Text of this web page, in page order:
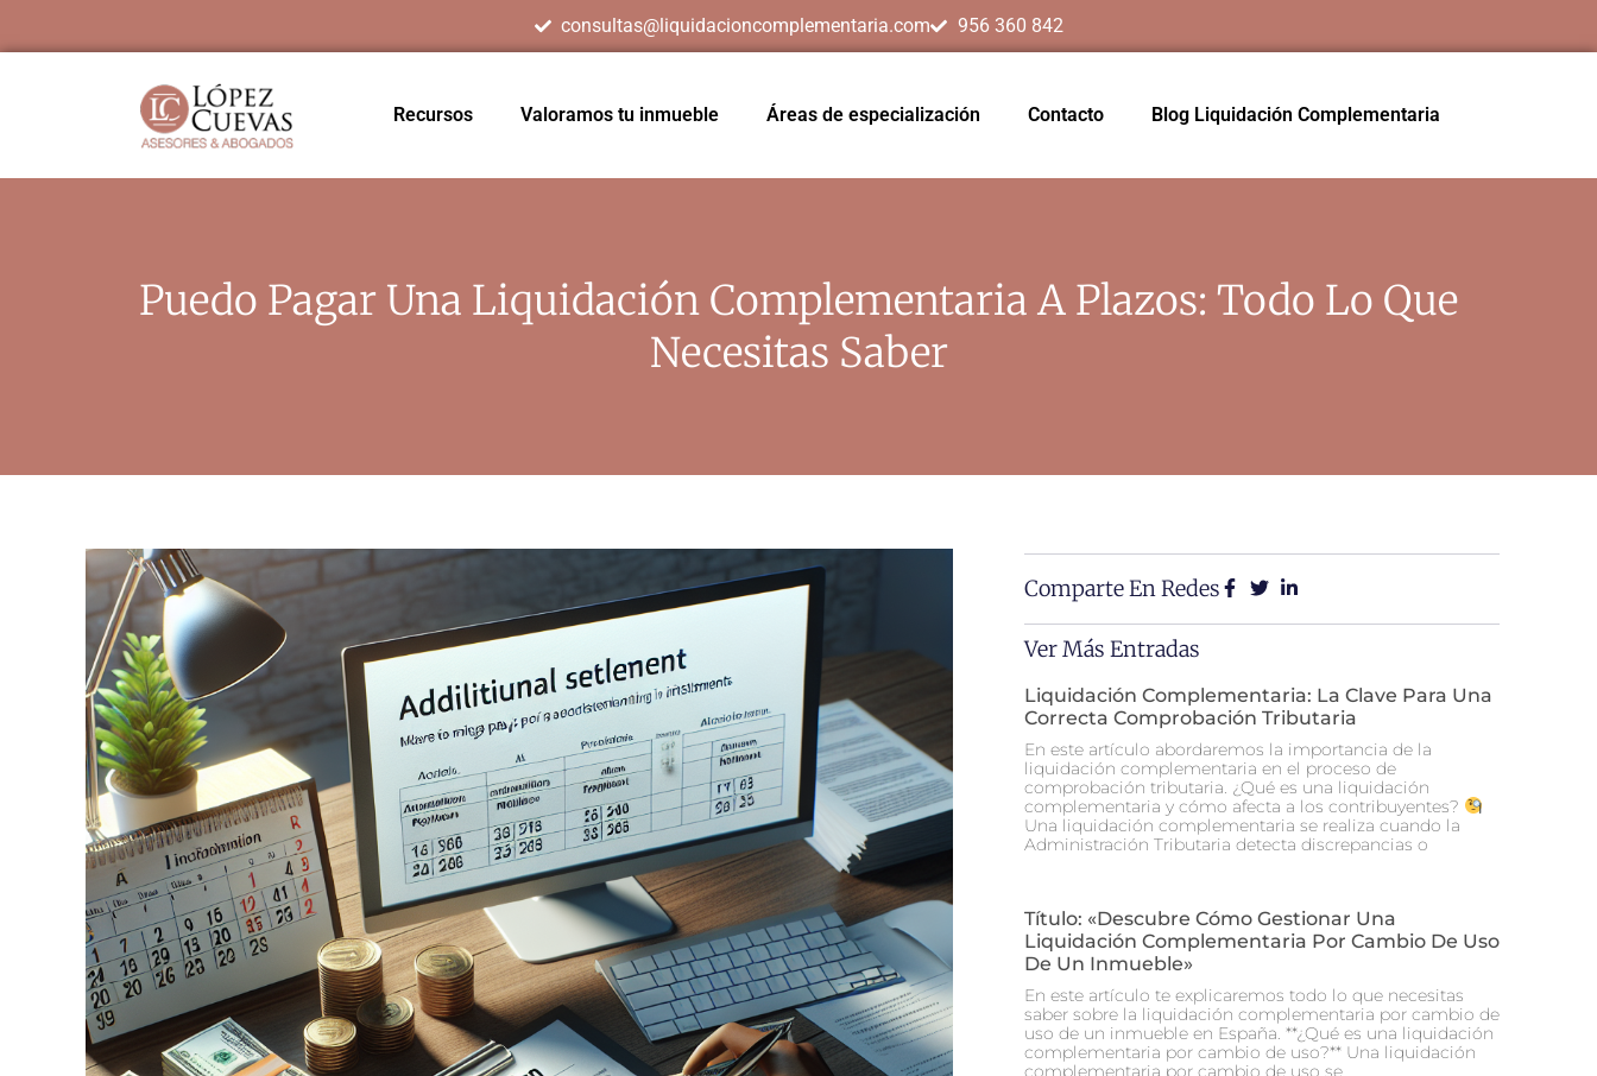
consultas@liquidacioncomplementaria.com 956 360 842
Recursos Valoramos tu inmueble Áreas de especialización Contacto Blog Liquidación Complementaria
Puedo Pagar Una Liquidación Complementaria A Plazos: Todo Lo Que
Necesitas Saber
Comparte En Redes
Ver Más Entradas
Liquidación Complementaria: La Clave Para Una
Correcta Comprobación Tributaria
En este artículo abordaremos la importancia de la
liquidación complementaria en el proceso de
comprobación tributaria. ¿Qué es una liquidación
complementaria y cómo afecta a los contribuyentes?
Una liquidación complementaria se realiza cuando la
Administración Tributaria detecta discrepancias o
Título: «Descubre Cómo Gestionar Una
Liquidación Complementaria Por Cambio De Uso
De Un Inmueble»
En este artículo te explicaremos todo lo que necesitas
saber sobre la liquidación complementaria por cambio de
uso de un inmueble en España. **¿Qué es una liquidación
complementaria por cambio de uso?** Una liquidación
complementaria por cambio de uso se